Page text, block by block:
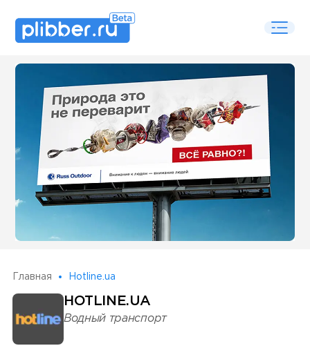
Some SEO Title
Главная Hotline.ua
HOTLINE.UA
Водный транспорт